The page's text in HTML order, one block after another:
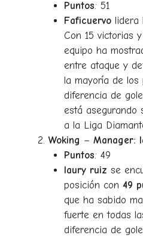
Puntos: 51
Faficuervolidera
Con 15 victorias
equipo ha
entre ataque y
la mayoría de los
diferencia de
está asegurando
a la Liga
Woking – Manager:
Puntos: 49
laury ruiz se
posición con 49
que ha sabido
fuerte en todas
diferencia de